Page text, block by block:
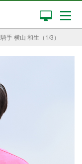
騎手 横山 和生（1/3）